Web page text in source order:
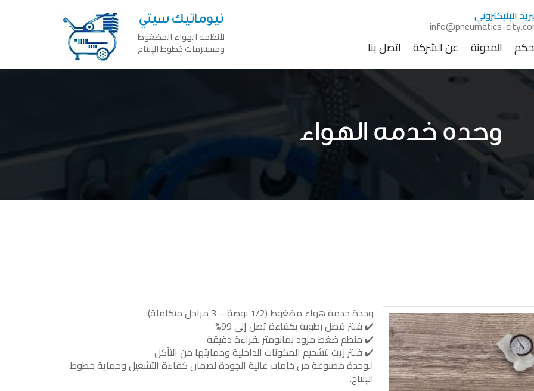
نيوماتيك سيتي
لأنظمه الهواء المضغوط
ومستلزمات خطوط الإنتاج
الإليكتروني
info@pneumatics-
المدونة عن الشركة اتصل بنا
وحده خدمه الهواء
وحدة خدمة هواء مضغوط (1/2 بوصة – 3 مراحل متكاملة):
✔️ فلتر فصل رطوبة بكفاءة تصل إلى 99%
✔️ منظم ضغط مزود بمانومتر لقراءة دقيقة
✔️ فلتر زيت لتشحيم المكونات الداخلية وحمايتها من التآكل
الوحدة مصنوعة من خامات عالية الجودة لضمان كفاءة التشغيل وحماية خطوط
الإنتاج.